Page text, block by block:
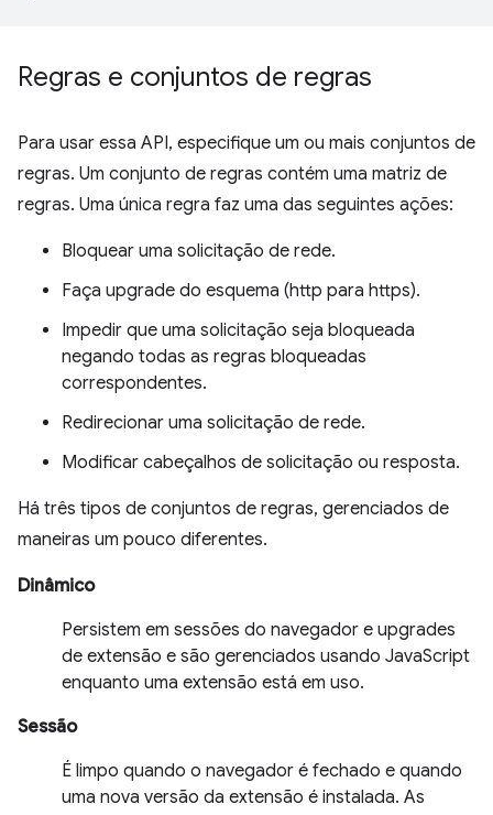
Regras e conjuntos de regras
Para usar essa API, especifique um ou mais conjuntos de
regras. Um conjunto de regras contém uma matriz de
regras. Uma única regra faz uma das seguintes ações:
Bloquear uma solicitação de rede.
Faça upgrade do esquema (http para https).
Impedir que uma solicitação seja bloqueada
negando todas as regras bloqueadas
correspondentes.
Redirecionar uma solicitação de rede.
Modificar cabeçalhos de solicitação ou resposta.
Há três tipos de conjuntos de regras, gerenciados de
maneiras um pouco diferentes.
Dinâmico
Persistem em sessões do navegador e upgrades
de extensão e são gerenciados usando JavaScript
enquanto uma extensão está em uso.
Sessão
É limpo quando o navegador é fechado e quando
uma nova versão da extensão é instalada. As